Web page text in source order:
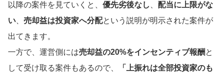
以降の案件を見ていくと、 優先劣後なし
配当に上限がな
い
売却益は投資家へ分配という説明が明示された案件が
出てきます。
一方で、運営側には売却益の20%をインセンティブ報酬 と
して受け取る案件もあるので、
「上振れは全部投資家のも